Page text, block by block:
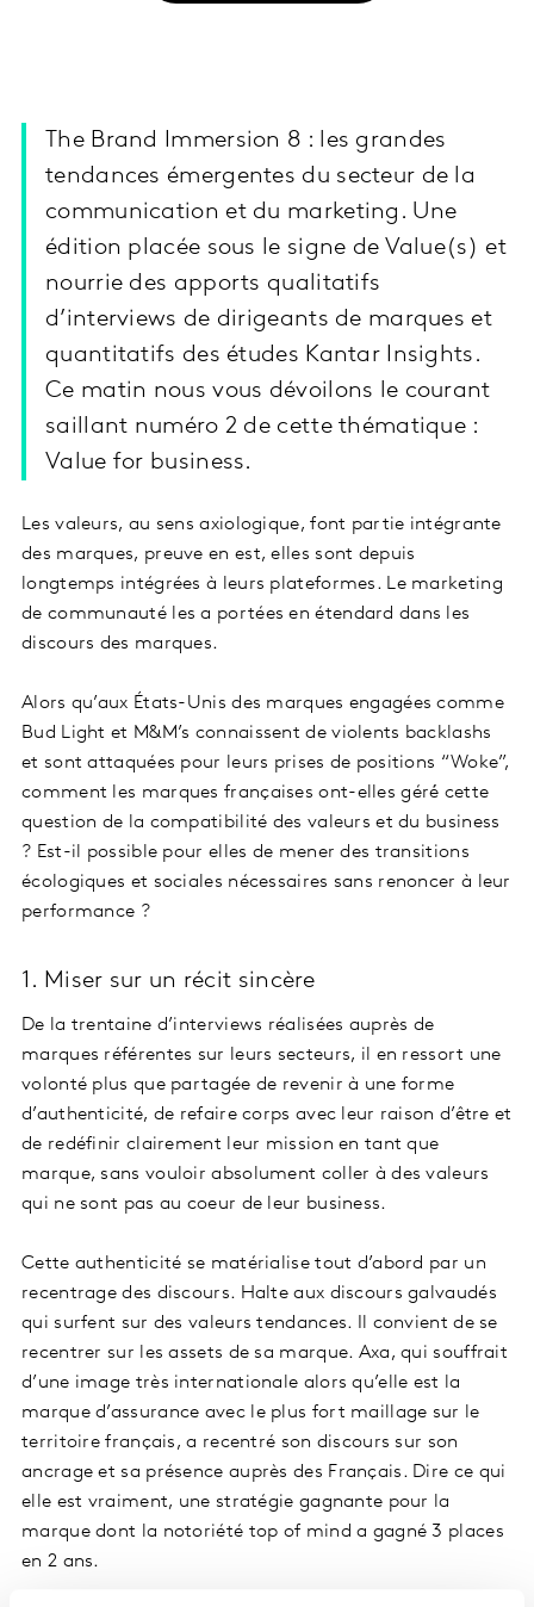
The Brand Immersion 8 : les grandes
tendances émergentes du secteur de la
communication et du marketing. Une
édition placée sous le signe de Value(s) et
nourrie des apports qualitatifs
d’interviews de dirigeants de marques et
quantitatifs des études Kantar Insights.
Ce matin nous vous dévoilons le courant
saillant numéro 2 de cette thématique :
Value for business.
Les valeurs, au sens axiologique, font partie intégrante
des marques, preuve en est, elles sont depuis
longtemps intégrées à leurs plateformes. Le marketing
de communauté les a portées en étendard dans les
discours des marques.
Alors qu’aux États-Unis des marques engagées comme
Bud Light et M&M’s connaissent de violents backlashs
et sont attaquées pour leurs prises de positions “Woke”,
comment les marques françaises ont-elles géré́ cette
question de la compatibilité des valeurs et du business
? Est-il possible pour elles de mener des transitions
écologiques et sociales nécessaires sans renoncer à leur
performance ?
1. Miser sur un récit sincère
De la trentaine d’interviews réalisées auprès de
marques référentes sur leurs secteurs, il en ressort une
volonté plus que partagée de revenir à une forme
d’authenticité, de refaire corps avec leur raison d’être et
de redéfinir clairement leur mission en tant que
marque, sans vouloir absolument coller à des valeurs
qui ne sont pas au coeur de leur business.
Cette authenticité se matérialise tout d’abord par un
recentrage des discours. Halte aux discours galvaudés
qui surfent sur des valeurs tendances. Il convient de se
recentrer sur les assets de sa marque. Axa, qui souffrait
d’une image très internationale alors qu’elle est la
marque d’assurance avec le plus fort maillage sur le
territoire français, a recentré son discours sur son
ancrage et sa présence auprès des Français. Dire ce qui
elle est vraiment, une stratégie gagnante pour la
marque dont la notoriété top of mind a gagné 3 places
en 2 ans.